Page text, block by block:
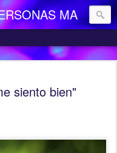
CENTRO DE DIA PARA PERSONAS MAYORES DEPENDIENTES "LA CAMOCHA"
siento bien"